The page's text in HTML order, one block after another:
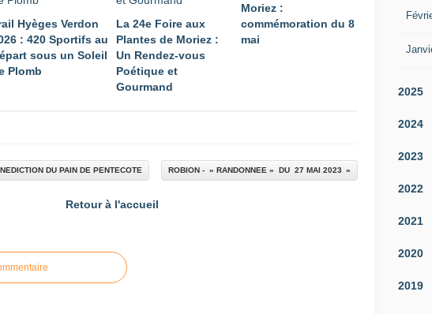
Hyèges Verdon
: 420 Sportifs au
sous un Soleil
Plomb
La 24e Foire aux
Plantes de Moriez :
Un Rendez-vous
Poétique et
Gourmand
Moriez :
commémoration du 8
mai
DU PAIN DE PENTECOTE ROBION - « RANDONNEE » DU 27 MAI 2023
Retour à l'accueil
2025
2024
2023
2022
2021
2020
2019